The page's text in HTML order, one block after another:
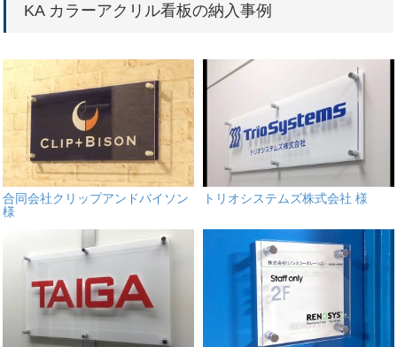
KA カラーアクリル看板の納入事例
合同会社クリップアンドバイソン
様
トリオシステムズ株式会社 様